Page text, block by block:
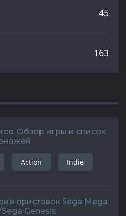
45
163
Обзор игры и список
Action Indie
приставок Sega Mega
Genesis